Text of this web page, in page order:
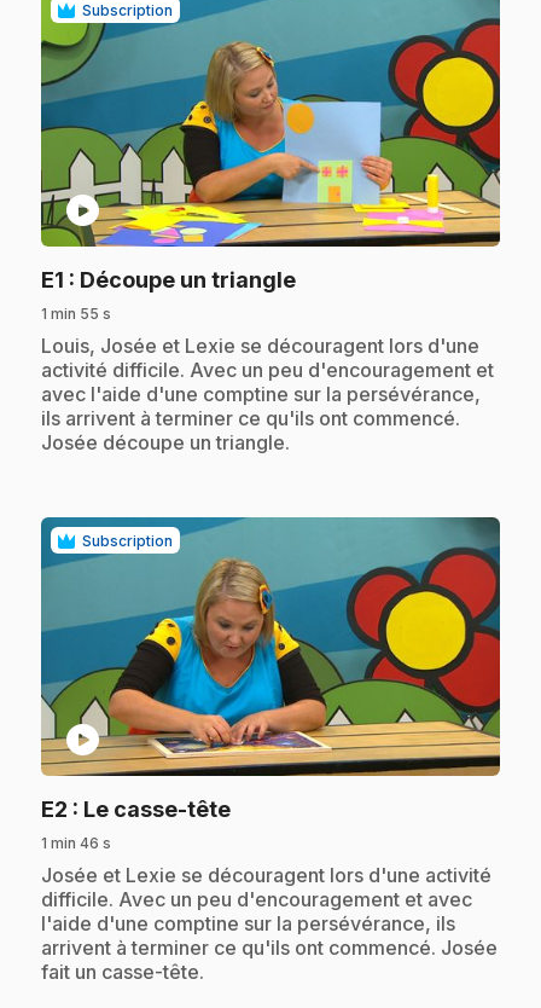
Subscription
play_circle
E1 : Découpe un triangle.
1 min 55 s
.Louis, Josée et Lexie se découragent lors d'une
activité difficile. Avec un peu d'encouragement et
avec l'aide d'une comptine sur la persévérance,
ils arrivent à terminer ce qu'ils ont commencé.
Josée découpe un triangle.
Subscription
play_circle
E2 : Le casse-tête.
1 min 46 s
.Josée et Lexie se découragent lors d'une activité
difficile. Avec un peu d'encouragement et avec
l'aide d'une comptine sur la persévérance, ils
arrivent à terminer ce qu'ils ont commencé. Josée
fait un casse-tête.